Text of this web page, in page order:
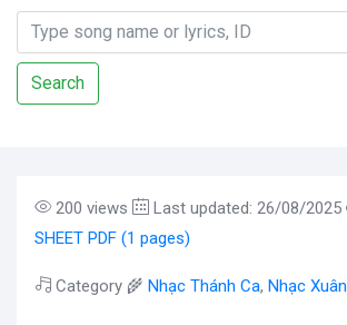
Search
200 views Last updated: 26/08/2025
SHEET PDF (1 pages)
Category 🌾 Nhạc Thánh Ca, Nhạc Xuân